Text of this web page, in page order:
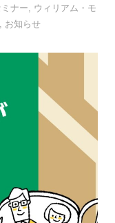
ナー, ウィリアム・モ
, お知らせ